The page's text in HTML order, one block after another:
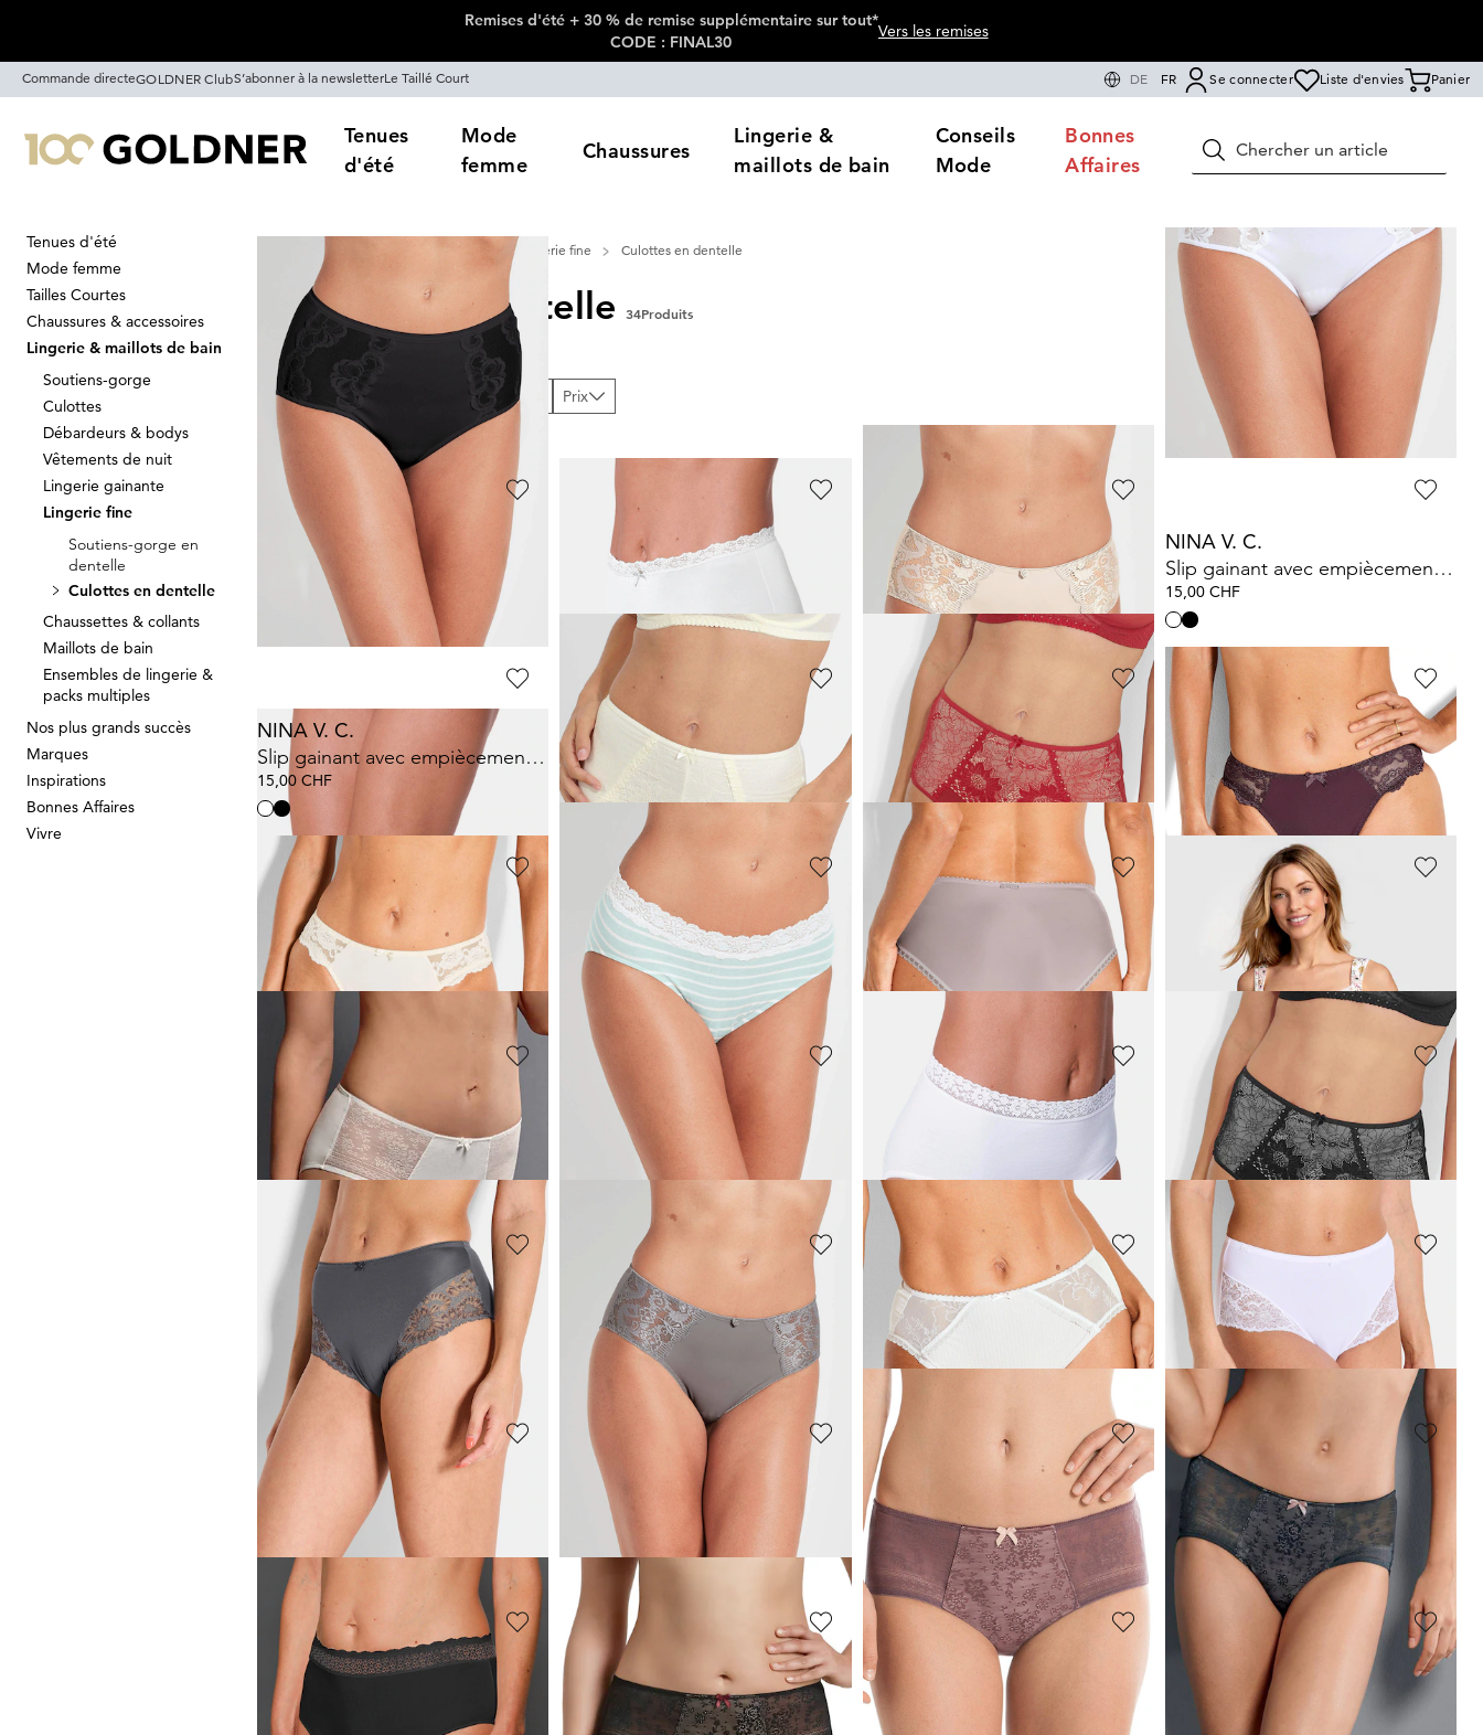
Remises d'été + 30 % de remise supplémentaire sur tout*
CODE : FINAL30
Vers les remises
Commande directeGOLDNER ClubS’abonner à la newsletterLe Taillé Court DE FR Se connecter Liste d'envies Panier
Tenues
d'été
Mode
femme
Chaussures
Lingerie &
maillots de bain
Conseils
Mode
Bonnes
Affaires
Rechercher
Tenues d'été
Mode femme
Tailles Courtes
Chaussures & accessoires
Lingerie & maillots de bain
Soutiens-gorge
Culottes
Débardeurs & bodys
Vêtements de nuit
Lingerie gainante
Lingerie fine
Soutiens-gorge en
dentelle
Culottes en dentelle
Chaussettes & collants
Maillots de bain
Ensembles de lingerie &
packs multiples
Nos plus grands succès
Marques
Inspirations
Bonnes Affaires
Vivre
Lingerie fine Culottes en dentelle
Culottes en dentelle 34Produits
Trier Par Coloris Prix
NINA V. C.
Slip taille haute, lot de 3
55,00 CHF
NINA V. C.
Slip taille haute, lot de 3
NINA V. C.
Slip taille haute, lot de 3
55,00 CHF
NINA V. C.
Slip gainant avec empiècement en dentelle
15,00 CHF
NINA V. C.
Slip gainant avec empiècement en dentelle
15,00 CHF
SASSA
Slip taille basse avec dentelle fleurie
9,50 CHF 19,00 CHF
SLOGGI
Lot de 4 slips taille basse avec empiècement en dentelle
59,85 CHF
SASSA
Slip taille basse féminin en dentelle
15,20 CHF19,00 CHF
SASSA
19,00 CHF
SASSA
Slip taille basse féminin en dentelle
15,20 CHF19,00 CHF
SUSA
Slip orné de dentelle extensible
12,45 CHF
MISS MARY
35,00 CHF
SLOGGI
60,00 CHF
MISS MARY
MISS MARY
SUSA
Slip orné de dentelle extensible
21,52 CHF26,90 CHF
MISS MARY
Slip avec imprimé fleuri et dentelle
35,00 CHF
SPEIDEL
12,49 CHF25,00 CHF
CONTURELLE
Slip orné de dentelle
29,94 CHF
SASSA
20,00 CHF 25,00 CHF
ROSA FAIA
CONTURELLE
Slip orné de dentelle
35,93 CHF
SPEIDEL
Lot de 2 slips
35,99 CHF 45,00 CHF
MISS MARY
Slip maxi en microfibre avec dentelle
35,00 CHF
SUSA
Slip orné de dentelle extensible
38,49 CHF
SUSA
Slip orné de dentelle extensible
21,52 CHF 26,90 CHF
CONTURELLE
Slip orné de dentelle
29,94 CHF 49,90 CHF
SUSA
Slip orné de dentelle extensible
55,00 CHF